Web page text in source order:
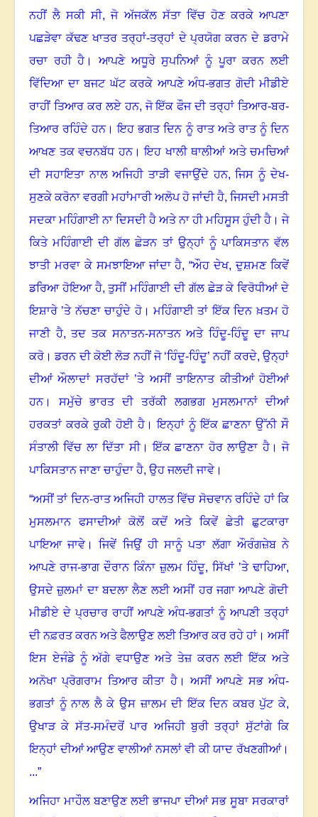
ਨਹੀਂ ਲੈ ਸਕੀ ਸੀ,ਜੋ ਅੱਜਕੱਲ ਸੱਤਾ ਵਿੱਚ ਹੋਣ ਕਰਕੇ ਆਪਣਾ
ਪਛੜੇਵਾ ਕੱਢਣ ਖਾਤਰ ਤਰ੍ਹਾਂ-ਤਰ੍ਹਾਂ ਦੇ ਪ੍ਰਯੋਗ ਕਰਨ ਦੇ ਡਰਾਮੇ
ਰਚਾ ਰਹੀ ਹੈ ।ਆਪਣੇ ਅਧੂਰੇ ਸੁਪਨਿਆਂ ਨੂੰ ਪੂਰਾ ਕਰਨ ਲਈ
ਵਿੱਦਿਆ ਦਾ ਬਜਟ ਘੱਟ ਕਰਕੇ ਆਪਣੇ ਅੰਧ-ਭਗਤ ਗੋਦੀ ਮੀਡੀਏ
ਰਾਹੀਂ ਤਿਆਰ ਕਰ ਲਏ ਹਨ,ਜੋ ਇੱਕ ਫੌਜ ਦੀ ਤਰ੍ਹਾਂ ਤਿਆਰ-ਬਰ-
ਤਿਆਰ ਰਹਿੰਦੇ ਹਨ। ਇਹ ਭਗਤ ਦਿਨ ਨੂੰ ਰਾਤ ਅਤੇ ਰਾਤ ਨੂੰ ਦਿਨ
ਆਖਣ ਤਕ ਵਚਨਬੱਧ ਹਨ।ਇਹ ਖਾਲੀ ਥਾਲੀਆਂ ਅਤੇ ਚਮਚਿਆਂ
ਦੀ ਸਹਾਇਤਾ ਨਾਲ ਅਜਿਹੀ ਤਾੜੀ ਵਜਾਉਂਦੇ ਹਨ,ਜਿਸ ਨੂੰ ਦੇਖ-
ਸੁਣਕੇ ਕਰੋਨਾ ਵਰਗੀ ਮਹਾਂਮਾਰੀ ਅਲੋਪ ਹੋ ਜਾਂਦੀ ਹੈ, ਜਿਸਦੀ ਮਸਤੀ
ਸਦਕਾ ਮਹਿੰਗਾਈ ਨਾ ਦਿਸਦੀ ਹੈ ਅਤੇ ਨਾ ਹੀ ਮਹਿਸੂਸ ਹੁੰਦੀ ਹੈ ।ਜੇ
ਕਿਤੇ ਮਹਿੰਗਾਈ ਦੀ ਗੱਲ ਛੇੜਨ ਤਾਂ ਉਨ੍ਹਾਂ ਨੂੰ ਪਾਕਿਸਤਾਨ ਵੱਲ
ਝਾਤੀ ਮਰਵਾ ਕੇ ਸਮਝਾਇਆ ਜਾਂਦਾ ਹੈ,“ਔਹ ਦੇਖ, ਦੁਸ਼ਮਣ ਕਿਵੇਂ
ਡਰਿਆ ਹੋਇਆ ਹੈ,ਤੁਸੀਂ ਮਹਿੰਗਾਈ ਦੀ ਗੱਲ ਛੇੜ ਕੇ ਵਿਰੋਧੀਆਂ ਦੇ
ਇਸ਼ਾਰੇ ’ਤੇ ਨੱਚਣਾ ਚਾਹੁੰਦੇ ਹੋ।ਮਹਿੰਗਾਈ ਤਾਂ ਇੱਕ ਦਿਨ ਖ਼ਤਮ ਹੋ
ਜਾਣੀ ਹੈ,ਤਦ ਤਕ ਸਨਾਤਨ-ਸਨਾਤਨ ਅਤੇ ਹਿੰਦੂ-ਹਿੰਦੂ ਦਾ ਜਾਪ
ਕਰੋ ।ਡਰਨ ਦੀ ਕੋਈ ਲੋੜ ਨਹੀਂ ਜੋ ‘ਹਿੰਦੂ-ਹਿੰਦੂ’ ਨਹੀਂ ਕਰਦੇ, ਉਨ੍ਹਾਂ
ਦੀਆਂ ਔਲਾਦਾਂ ਸਰਹੱਦਾਂ ’ਤੇ ਅਸੀਂ ਤਾਇਨਾਤ ਕੀਤੀਆਂ ਹੋਈਆਂ
ਹਨ।
ਸਮੁੱਚੇ ਭਾਰਤ ਦੀ ਤਰੱਕੀ ਲਗਭਗ ਮੁਸਲਮਾਨਾਂ ਦੀਆਂ
ਹਰਕਤਾਂ ਕਰਕੇ ਰੁਕੀ ਹੋਈ ਹੈ। ਇਨ੍ਹਾਂ ਨੂੰ ਇੱਕ ਛਾਣਨਾ ਉੱਨੀ ਸੌ
ਸੰਤਾਲੀ ਵਿੱਚ ਲਾ ਦਿੱਤਾ ਸੀ। ਇੱਕ ਛਾਣਨਾ ਹੋਰ ਲਾਉਣਾ ਹੈ। ਜੋ
ਪਾਕਿਸਤਾਨ ਜਾਣਾ ਚਾਹੁੰਦਾ ਹੈ, ਉਹ ਜਲਦੀ ਜਾਵੇ।
“ਅਸੀਂ ਤਾਂ ਦਿਨ-ਰਾਤ ਅਜਿਹੀ ਹਾਲਤ ਵਿੱਚ ਸੋਚਵਾਨ ਰਹਿੰਦੇ ਹਾਂ ਕਿ
ਮੁਸਲਮਾਨ ਫਸਾਦੀਆਂ ਕੋਲੋਂ ਕਦੋਂ ਅਤੇ ਕਿਵੇਂ ਛੇਤੀ ਛੁਟਕਾਰਾ
ਪਾਇਆ ਜਾਵੇ।ਜਿਵੇਂ ਜਿਉਂ ਹੀ ਸਾਨੂੰ ਪਤਾ ਲੱਗਾ ਔਰੰਗਜ਼ੇਬ ਨੇ
ਆਪਣੇ ਰਾਜ-ਭਾਗ ਦੌਰਾਨ ਕਿੰਨਾ ਜ਼ੁਲਮ ਹਿੰਦੂ, ਸਿੱਖਾਂ ’ਤੇ ਢਾਹਿਆ,
ਉਸਦੇ ਜ਼ੁਲਮਾਂ ਦਾ ਬਦਲਾ ਲੈਣ ਲਈ ਅਸੀਂ ਹਰ ਜਗਾ ਆਪਣੇ ਗੋਦੀ
ਮੀਡੀਏ ਦੇ ਪ੍ਰਚਾਰ ਰਾਹੀਂ ਆਪਣੇ ਅੰਧ-ਭਗਤਾਂ ਨੂੰ ਆਪਣੀ ਤਰ੍ਹਾਂ
ਦੀ ਨਫ਼ਰਤ ਕਰਨ ਅਤੇ ਫੈਲਾਉਣ ਲਈ ਤਿਆਰ ਕਰ ਰਹੇ ਹਾਂ।ਅਸੀਂ
ਇਸ ਏਜੰਡੇ ਨੂੰ ਅੱਗੇ ਵਧਾਉਣ ਅਤੇ ਤੇਜ਼ ਕਰਨ ਲਈ ਇੱਕ ਅਤੇ
ਅਨੋਖਾ ਪ੍ਰੋਗਰਾਮ ਤਿਆਰ ਕੀਤਾ ਹੈ। ਅਸੀਂ ਆਪਣੇ ਸਭ ਅੰਧ-
ਭਗਤਾਂ ਨੂੰ ਨਾਲ ਲੈ ਕੇ ਉਸ ਜ਼ਾਲਮ ਦੀ ਇੱਕ ਦਿਨ ਕਬਰ ਪੁੱਟ ਕੇ,
ਉਖਾੜ ਕੇ ਸੱਤ-ਸਮੰਦਰੋਂ ਪਾਰ ਅਜਿਹੀ ਬੁਰੀ ਤਰ੍ਹਾਂ ਸੁੱਟਾਂਗੇ ਕਿ
ਇਨ੍ਹਾਂ ਦੀਆਂ ਆਉਣ ਵਾਲੀਆਂ ਨਸਲਾਂ ਵੀ ਕੀ ਯਾਦ ਰੱਖਣਗੀਆਂ।
...”
ਅਜਿਹਾ ਮਾਹੌਲ ਬਣਾਉਣ ਲਈ ਭਾਜਪਾ ਦੀਆਂ ਸਭ ਸੂਬਾ ਸਰਕਾਰਾਂ